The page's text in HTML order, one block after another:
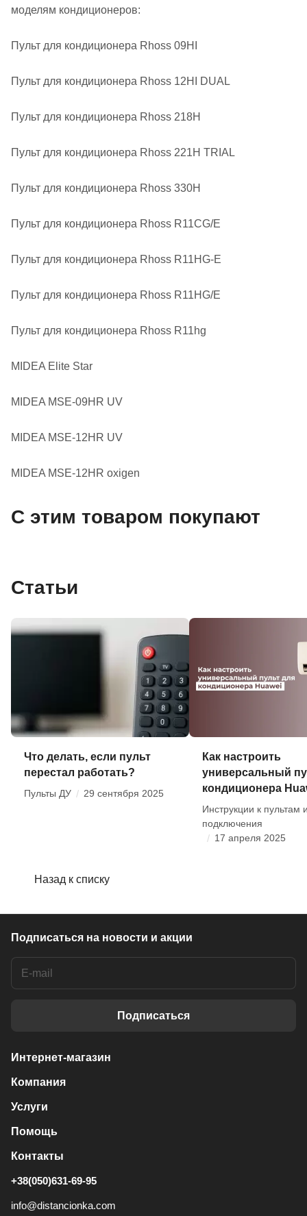
моделям кондиционеров:
Пульт для кондиционера Rhoss 09HI
Пульт для кондиционера Rhoss 12HI DUAL
Пульт для кондиционера Rhoss 218H
Пульт для кондиционера Rhoss 221H TRIAL
Пульт для кондиционера Rhoss 330H
Пульт для кондиционера Rhoss R11CG/E
Пульт для кондиционера Rhoss R11HG-E
Пульт для кондиционера Rhoss R11HG/E
Пульт для кондиционера Rhoss R11hg
MIDEA Elite Star
MIDEA MSE-09HR UV
MIDEA MSE-12HR UV
MIDEA MSE-12HR oxigen
С этим товаром покупают
Статьи
Что делать, если пульт
перестал работать?
Пульты ДУ / 29 сентября 2025
Как настроить
универсальный
кондиционера
Инструкции к пультам
подключения
/ 17 апреля 2025
Назад к списку
Подписаться на новости и акции
Подписаться
Интернет-магазин
Компания
Услуги
Помощь
Контакты
+38(050)631-69-95
info@distancionka.com